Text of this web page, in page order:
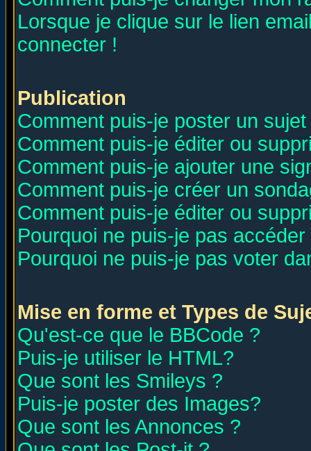
Lorsque je clique sur le lien
connecter !
Publication
Comment puis-je poster un
Comment puis-je éditer ou
Comment puis-je ajouter une
Comment puis-je créer un
Comment puis-je éditer ou
Pourquoi ne puis-je pas
Pourquoi ne puis-je pas voter
Mise en forme et Types de
Qu'est-ce que le BBCode ?
Puis-je utiliser le HTML?
Que sont les Smileys ?
Puis-je poster des Images?
Que sont les Annonces ?